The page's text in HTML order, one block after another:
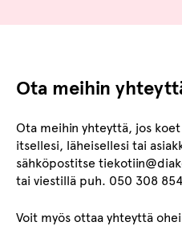
Ota meihin
Ota meihin yhteyttä, jos
itsellesi, läheisellesi tai
sähköpostitse
tai viestillä puh. 050 308
Voit myös ottaa yhteyttä